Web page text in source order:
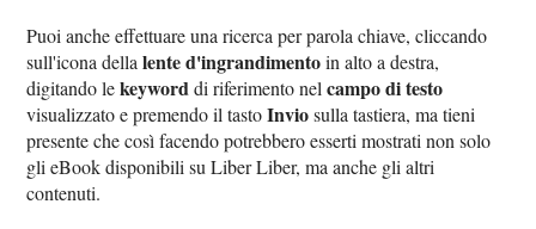
Puoi anche effettuare una ricerca per parola chiave, cliccando
sull'icona dellalente d'ingrandimentoin alto a destra,
digitando lekeyworddi riferimento nelcampo di testo
visualizzato e premendo il tastoInviosulla tastiera, ma tieni
presente che così facendo potrebbero esserti mostrati non solo
gli eBook disponibili su Liber Liber, ma anche gli altri
contenuti.